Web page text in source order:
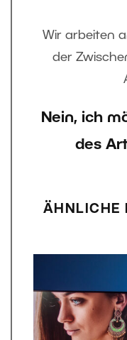
Wir arbeiten
der
Nein, ich
des
ÄHNLICHE